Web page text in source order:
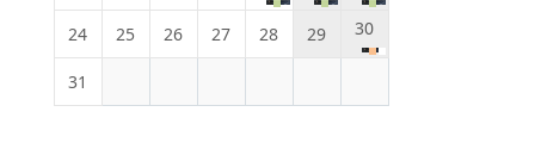
24 25 26 27 28 29 30
31